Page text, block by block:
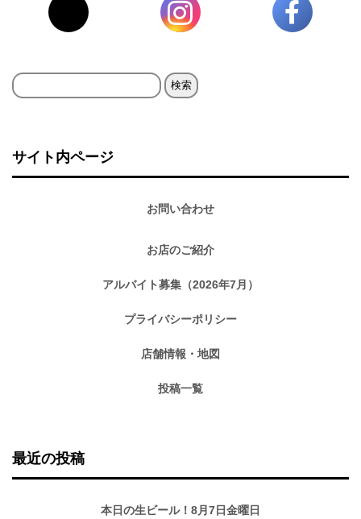
検
サイト内ページ
お問い合わせ
お店のご紹介
アルバイト募集（2026年7月）
プライバシーポリシー
店舗情報・地図
投稿一覧
最近の投稿
本日の生ビール！8月7日金曜日